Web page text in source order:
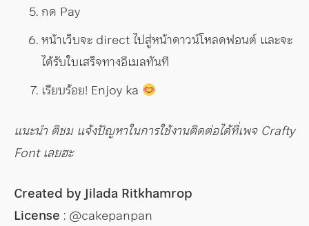
กด Pay
หน้าเว็บจะ direct ไปสู่หน้าดาวน์โหลดฟอนต์ และจะ
ได้รับใบเสร็จทางอีเมลทันที
เรียบร้อย! Enjoy ka
แนะนำ ติชม แจ้งปัญหาในการใช้งานติดต่อได้ที่เพจ Crafty
Font เลยฮะ
Created by Jilada Ritkhamrop
License : @cakepanpan